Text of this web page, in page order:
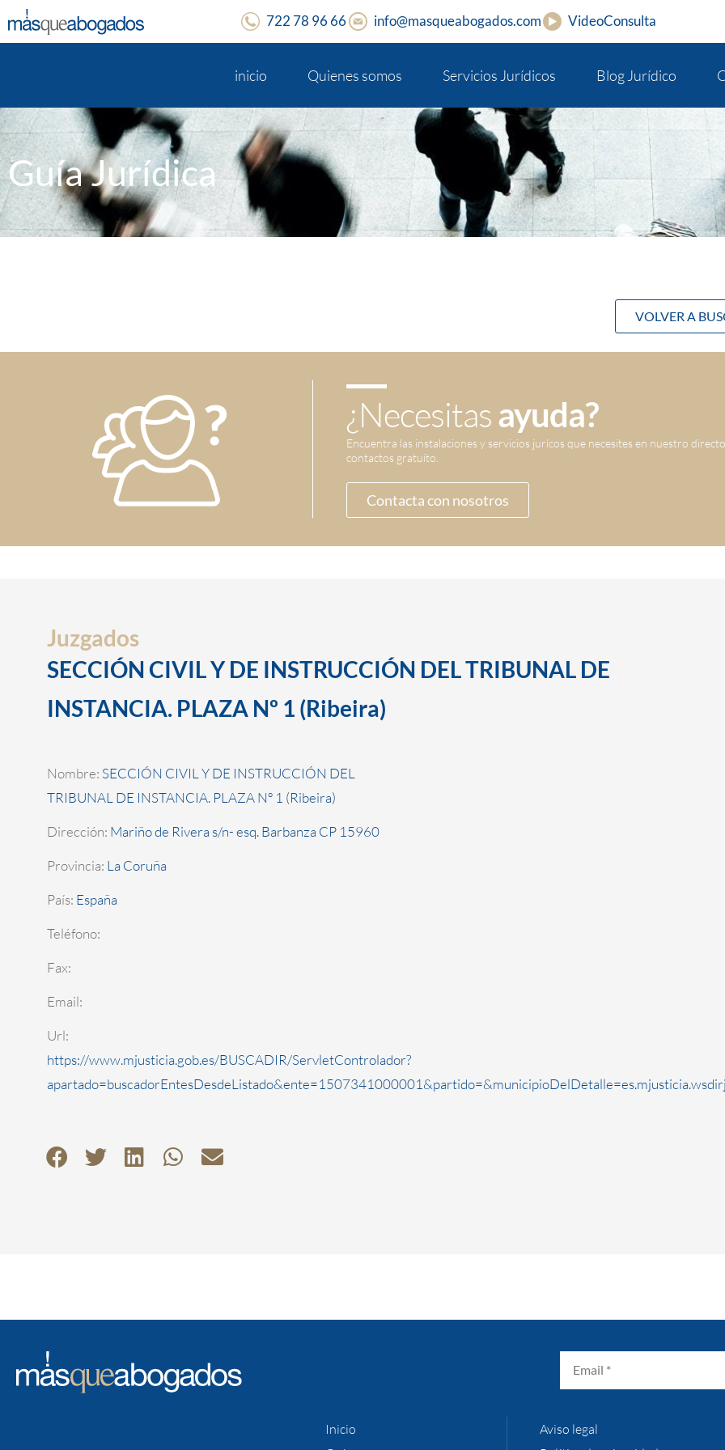
722 78 96 66 info@masqueabogados.com VideoConsulta
inicio Quienes somos Servicios Jurídicos Blog Jurídico
Guía Jurídica
VOLVER A
¿Necesitasayuda?
Encuentra las instalaciones y servicios jurícos que necesites en nuestro
contactos gratuito.
Contacta con nosotros
Juzgados
SECCIÓN CIVIL Y DE INSTRUCCIÓN DEL TRIBUNAL DE
INSTANCIA. PLAZA Nº 1 (Ribeira)
Nombre: SECCIÓN CIVIL Y DE INSTRUCCIÓN DEL
TRIBUNAL DE INSTANCIA. PLAZA Nº 1 (Ribeira)
Dirección: Mariño de Rivera s/n- esq. Barbanza CP 15960
Provincia: La Coruña
País: España
Teléfono:
Fax:
Email:
Url:
https://www.mjusticia.gob.es/BUSCADIR/ServletControlador?
Inicio
Aviso legal